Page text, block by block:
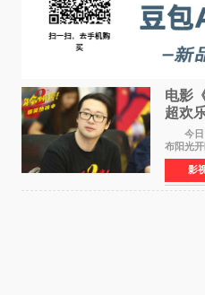
电影
超欢
满满
今日，
布阳光
位狂欢
导演董
业内、
影